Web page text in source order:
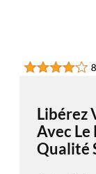
Libérez
Avec
Qualité